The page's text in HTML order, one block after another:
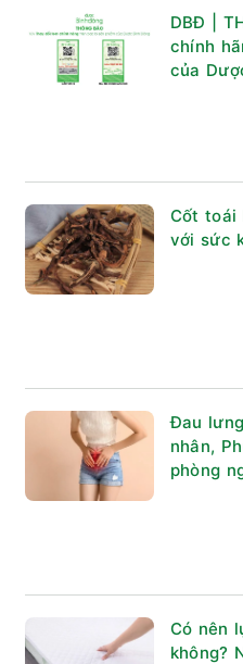
DBĐ |
chính
của
Cốt toái
với sức
Đau
nhân,
phòng
Có nên
không?